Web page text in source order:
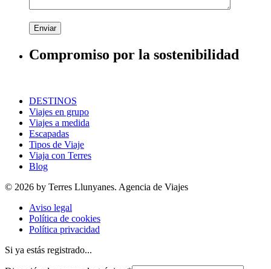
Enviar
Compromiso por la sostenibilidad
DESTINOS
Viajes en grupo
Viajes a medida
Escapadas
Tipos de Viaje
Viaja con Terres
Blog
© 2026 by Terres Llunyanes. Agencia de Viajes
Aviso legal
Política de cookies
Política privacidad
Si ya estás registrado...